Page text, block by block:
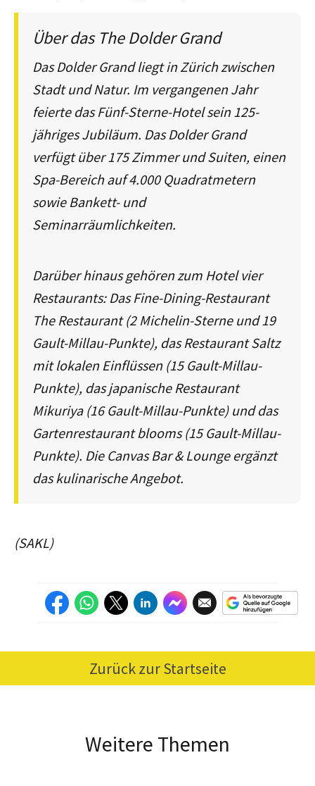
Über das The Dolder Grand
Das Dolder Grand liegt in Zürich zwischen
Stadt und Natur. Im vergangenen Jahr
feierte das Fünf-Sterne-Hotel sein 125-
jähriges Jubiläum. Das Dolder Grand
verfügt über 175 Zimmer und Suiten, einen
Spa-Bereich auf 4.000 Quadratmetern
sowie Bankett- und
Seminarräumlichkeiten.
Darüber hinaus gehören zum Hotel vier
Restaurants: Das Fine-Dining-Restaurant
The Restaurant (2 Michelin-Sterne und 19
Gault-Millau-Punkte), das Restaurant Saltz
mit lokalen Einflüssen (15 Gault-Millau-
Punkte), das japanische Restaurant
Mikuriya (16 Gault-Millau-Punkte) und das
Gartenrestaurant blooms (15 Gault-Millau-
Punkte). Die Canvas Bar & Lounge ergänzt
das kulinarische Angebot.
(SAKL)
Zurück zur Startseite
Weitere Themen